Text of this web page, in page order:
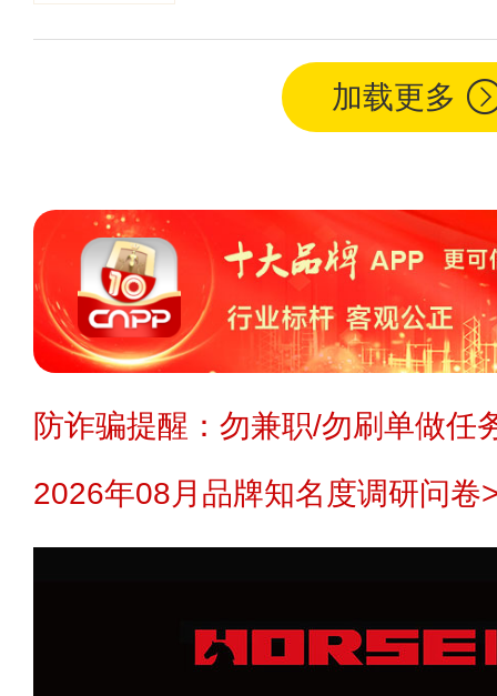
加载更多
防诈骗提醒：勿兼职/勿刷单做任
2026年08月品牌知名度调研问卷